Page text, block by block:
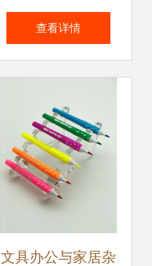
销 办公转椅、桌台
办公环境
查看详情
文具办公与家居杂